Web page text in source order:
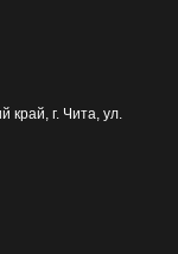
край, г. Чита, ул.